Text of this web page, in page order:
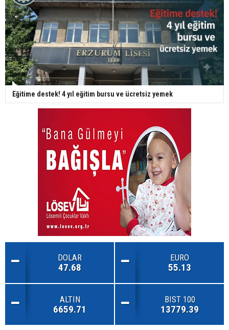
Eğitime destek! 4 yıl eğitim bursu ve ücretsiz yemek
DOLAR
47.68
EURO
55.13
ALTIN
6659.71
BIST 100
13779.39